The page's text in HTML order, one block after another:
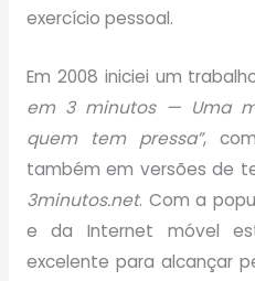
exercício pessoal.
Em 2008 iniciei um
em 3 minutos — Uma
quem tem pressa”,
também em versões de
3minutos.net. Com a
e da Internet móvel
excelente para alcançar